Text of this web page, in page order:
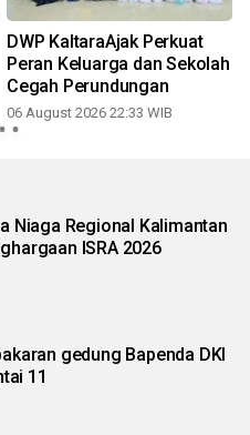
DWP KaltaraAjak Perkuat
Peran Keluarga dan Sekolah
Cegah Perundungan
06 August 2026 22:33 WIB
Niaga Regional Kalimantan
ISRA 2026
gedung Bapenda DKI
11